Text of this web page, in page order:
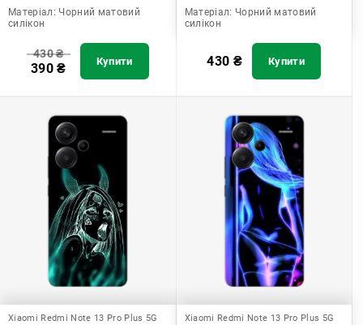
Матеріал: Чорний матовий
силікон
430₴
390₴ Купити
Матеріал: Чорний матовий
силікон
430 ₴ Купити
Xiaomi Redmi Note 13 Pro Plus 5G Xiaomi Redmi Note 13 Pro Plus 5G